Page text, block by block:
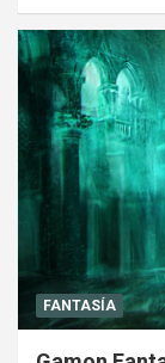
FANTASÍA